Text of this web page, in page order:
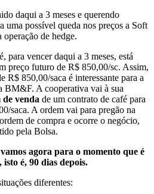
daqui a 3 meses e querendo
uma possível queda nos preços a Soft
de hedge.
vencer daqui a 3 meses, está
preço futuro de R$ 850,00/sc. Assim,
R$ 850,00/saca é interessante para a
BM&F. A cooperativa vai à sua
venda de um contrato de café para
saca. A ordem vai para pregão na
de compra e ocorre o negócio,
pela Bolsa.
agora para o momento que é
é, 90 dias depois.
diferentes: